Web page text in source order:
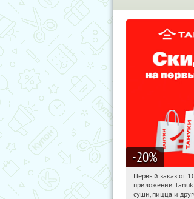
-20%
14:12:49
Россия
Первый заказ от
приложении
суши, пицца и